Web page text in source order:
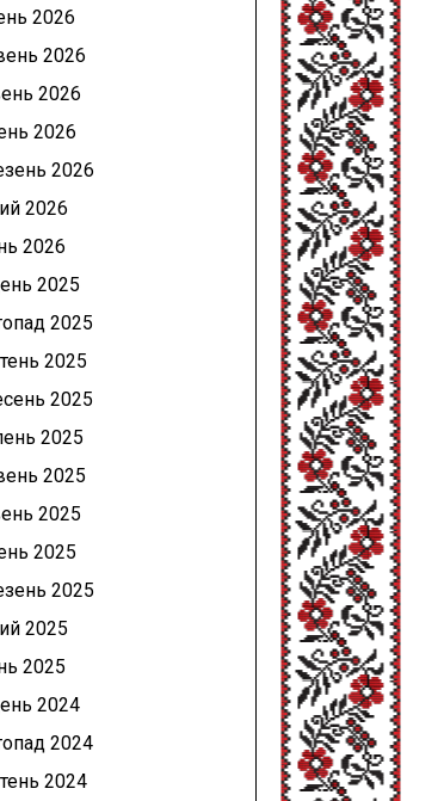
2026
2026
2026
2026
2026
2026
2026
2025
2025
2025
2025
2025
2025
2025
2025
2025
2025
2025
2024
2024
2024